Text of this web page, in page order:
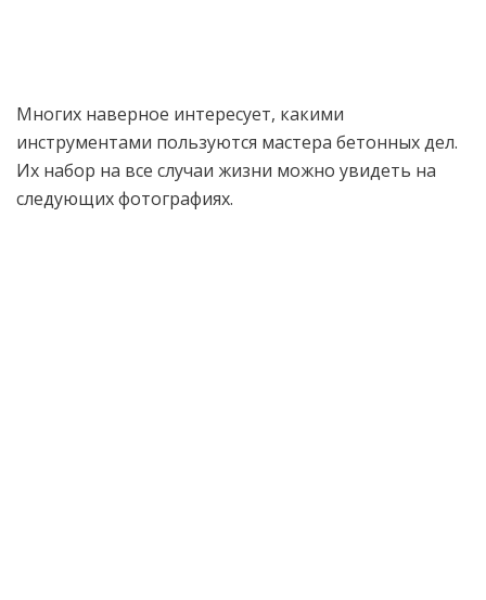
Многих наверное интересует, какими
инструментами пользуются мастера бетонных дел.
Их набор на все случаи жизни можно увидеть на
следующих фотографиях.